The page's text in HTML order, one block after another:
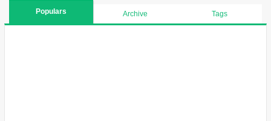
Populars Archive Tags